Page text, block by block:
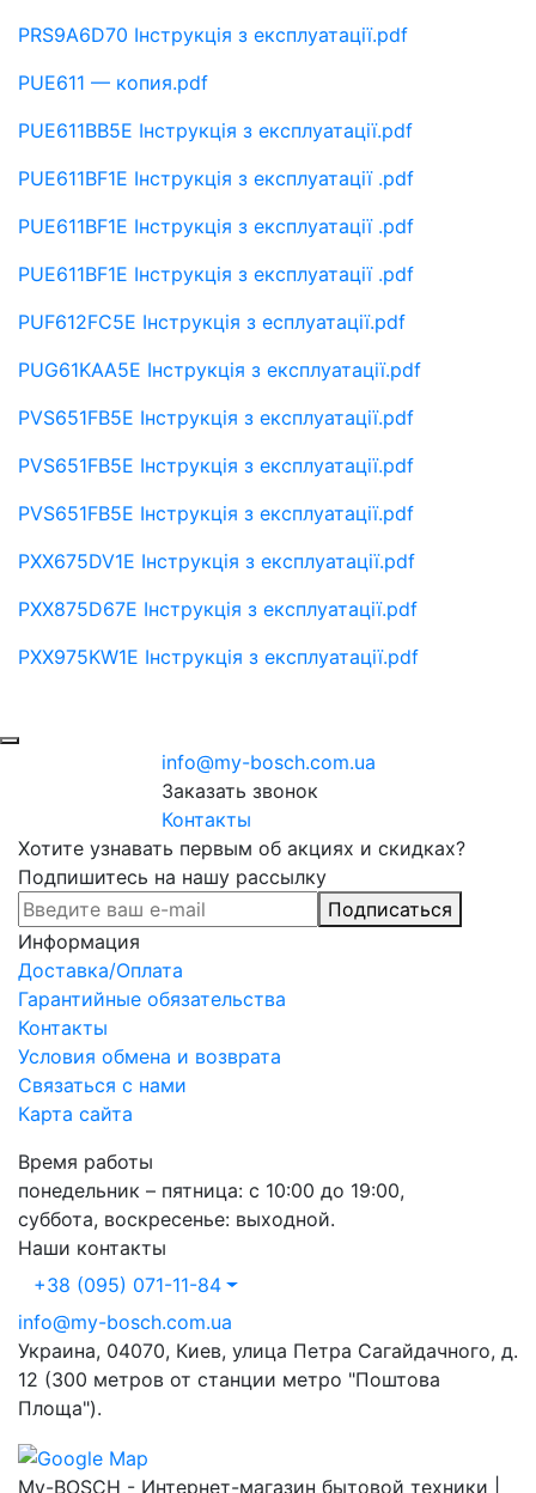
PRS9A6D70 Інструкція з експлуатації.pdf
PUE611 — копия.pdf
PUE611BB5E Інструкція з експлуатації.pdf
PUE611BF1E Інструкція з експлуатації .pdf
PUE611BF1E Інструкція з експлуатації .pdf
PUE611BF1E Інструкція з експлуатації .pdf
PUF612FC5E Інструкція з есплуатації.pdf
PUG61KAA5E Інструкція з експлуатації.pdf
PVS651FB5E Інструкція з експлуатації.pdf
PVS651FB5E Інструкція з експлуатації.pdf
PVS651FB5E Інструкція з експлуатації.pdf
PXX675DV1E Інструкція з експлуатації.pdf
PXX875D67E Інструкція з експлуатації.pdf
PXX975KW1E Інструкція з експлуатації.pdf
info@my-bosch.com.ua
Заказать звонок
Контакты
Хотите узнавать первым об акциях и скидках?
Подпишитесь на нашу рассылку
Подписаться
Информация
Доставка/Оплата
Гарантийные обязательства
Контакты
Условия обмена и возврата
Связаться с нами
Карта сайта
Время работы
понедельник – пятница: с 10:00 до 19:00,
суббота, воскресенье: выходной.
Наши контакты
+38 (095) 071-11-84
info@my-bosch.com.ua
Украина, 04070, Киев, улица Петра Сагайдачного, д.
12 (300 метров от станции метро "Поштова
Площа").
My-BOSCH - Интернет-магазин бытовой техники |